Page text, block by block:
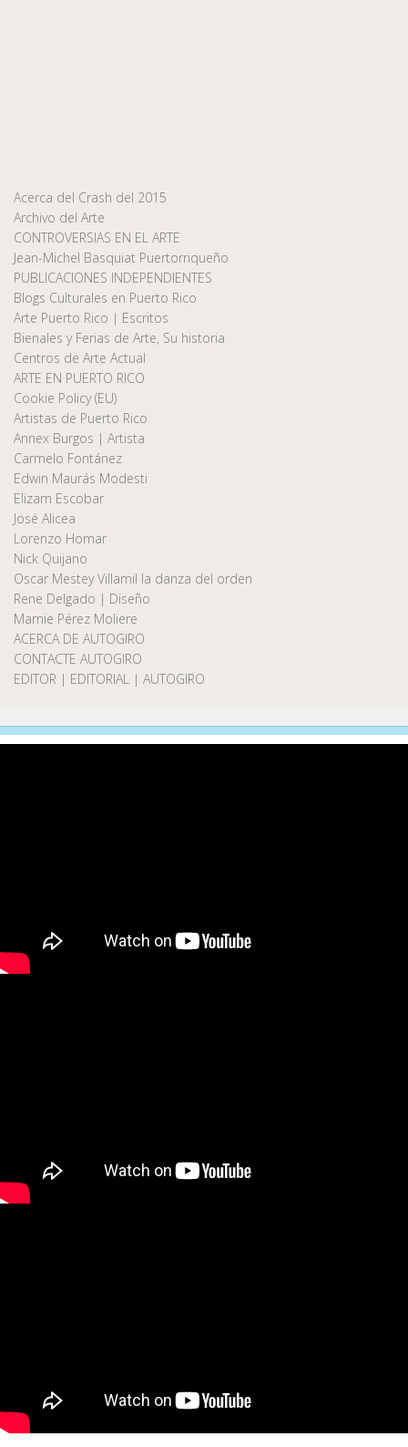
Acerca del Crash del 2015
Archivo del Arte
CONTROVERSIAS EN EL ARTE
Jean-Michel Basquiat Puertorriqueño
PUBLICACIONES INDEPENDIENTES
Blogs Culturales en Puerto Rico
Arte Puerto Rico | Escritos
Bienales y Ferias de Arte, Su historia
Centros de Arte Actual
ARTE EN PUERTO RICO
Cookie Policy (EU)
Artistas de Puerto Rico
Annex Burgos | Artista
Carmelo Fontánez
Edwin Maurás Modesti
Elizam Escobar
José Alicea
Lorenzo Homar
Nick Quijano
Oscar Mestey Villamil la danza del orden
Rene Delgado | Diseño
Marnie Pérez Moliere
ACERCA DE AUTOGIRO
CONTACTE AUTOGIRO
EDITOR | EDITORIAL | AUTOGIRO